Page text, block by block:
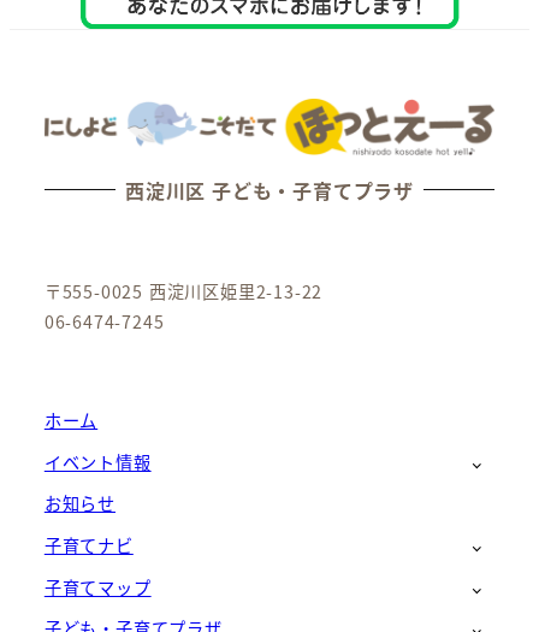
西淀川区 子ども・子育てプラザ
〒555-0025 西淀川区姫里2-13-22
06-6474-7245
ホーム
イベント情報
お知らせ
子育てナビ
子育てマップ